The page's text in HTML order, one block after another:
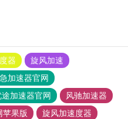
器
旋风加速
加速器官网
途加速器官网
风驰加速器
苹果版
旋风加速度器